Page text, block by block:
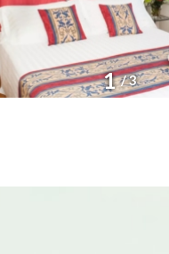
1 / 3